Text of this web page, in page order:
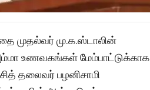
முதல்வர் மு.க.ஸ்டாலின்
உணவகங்கள் மேம்பாட்டுக்காக
தலைவர் பழனிசாமி